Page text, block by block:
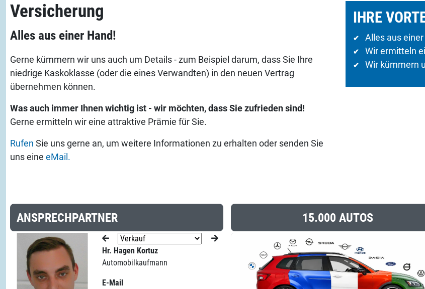
Versicherung
Alles aus einer Hand!
Gerne kümmern wir uns auch um Details - zum Beispiel darum, dass Sie Ihre
niedrige Kaskoklasse (oder die eines Verwandten) in den neuen Vertrag
übernehmen können.
Was auch immer Ihnen wichtig ist - wir möchten, dass Sie zufrieden sind!
Gerne ermitteln wir eine attraktive Prämie für Sie.
Rufen Sie uns gerne an, um weitere Informationen zu erhalten oder senden Sie
uns eine eMail.
IHRE
✔ Alles aus
✔ Wir ermitteln
✔ Wir kümmern
ANSPRECHPARTNER
Hr. Hagen Kortuz
Automobilkaufmann
E-Mail
15.000 AUTOS